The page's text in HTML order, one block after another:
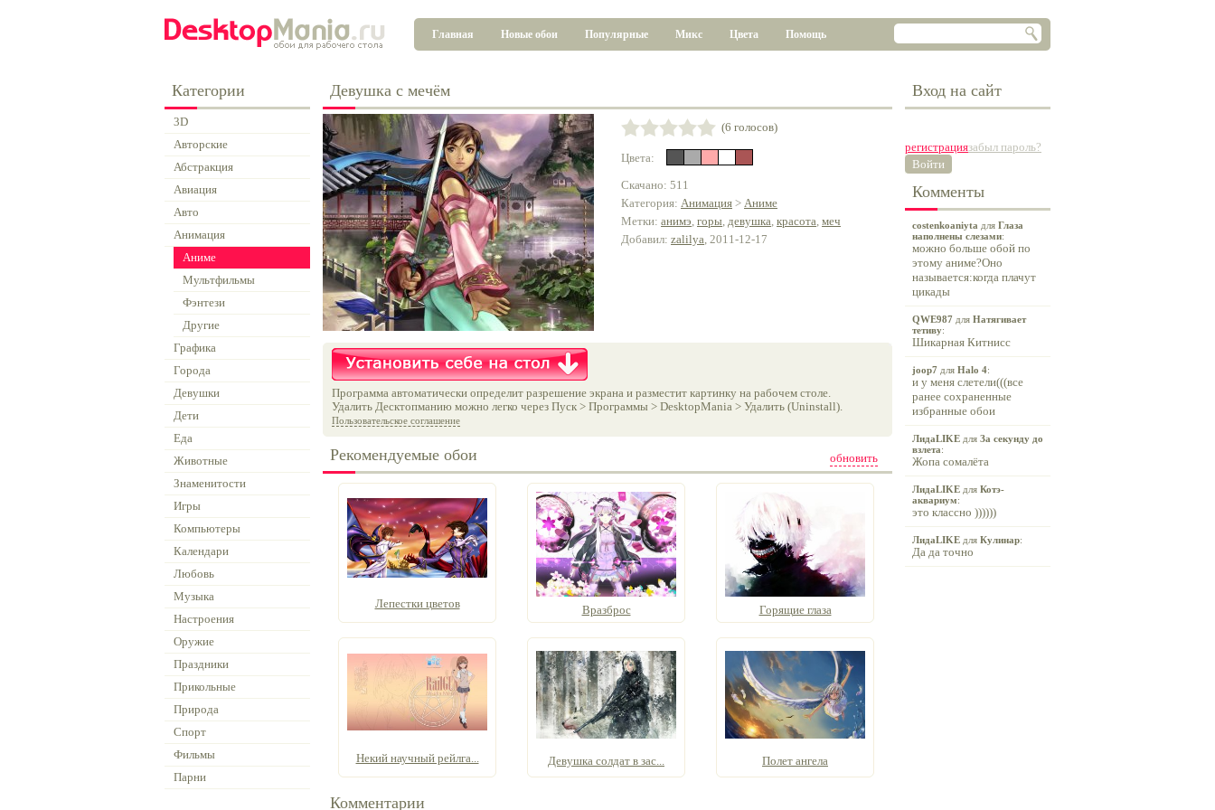
Главная Новые обои Популярные Микс Цвета Помощь
Категории
3D
Авторские
Абстракция
Авиация
Авто
Анимация
Аниме
Мультфильмы
Фэнтези
Другие
Графика
Города
Девушки
Дети
Еда
Животные
Знаменитости
Игры
Компьютеры
Календари
Любовь
Музыка
Настроения
Оружие
Праздники
Прикольные
Природа
Спорт
Фильмы
Парни
Девушка с мечём
(6 голосов)
Цвета:
Скачано: 511
Категория: Анимация > Аниме
Метки: анимэ, горы, девушка, красота, меч
Добавил: zalilya, 2011-12-17
Программа автоматически определит разрешение экрана и разместит картинку на рабочем столе.
Удалить Десктопманию можно легко через Пуск > Программы > DesktopMania > Удалить (Uninstall).
Пользовательское соглашение
обновить
Рекомендуемые обои
Лепестки цветов Вразброс Горящие глаза
Некий научный рейлга... Девушка солдат в зас... Полет ангела
Комментарии
Вход на сайт
регистрациязабыл пароль?
Войти
Комменты
costenkoaniyta для Глаза
наполнены слезами:
можно больше обой по
этому аниме?Оно
называется:когда плачут
цикады
QWE987 для Натягивает
тетиву:
Шикарная Китнисс
joop7 для Halo 4:
и у меня слетели(((все
ранее сохраненные
избранные обои
ЛидаLIKE для За секунду до
взлета:
Жопа сомалёта
ЛидаLIKE для Котэ-
аквариум:
это классно ))))))
ЛидаLIKE для Кулинар:
Да да точно